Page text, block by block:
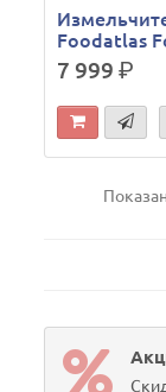
Foodatlas
7 999р.